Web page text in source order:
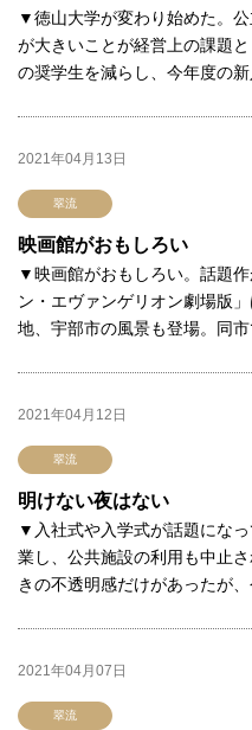
▼徳山大学が変わり始めた。
が大きいことが経営上の課題
の奨学生を減らし、今年度の新
2021年04月13日
翠流
映画館がおもしろい
▼映画館がおもしろい。話題
ン・エヴァンゲリオン劇場版
地、宇部市の風景も登場。同市
2021年04月12日
翠流
明けない夜はない
▼入社式や入学式が話題にな
業し、公共施設の利用も中止
きの不透明感だけがあったが、
2021年04月07日
翠流